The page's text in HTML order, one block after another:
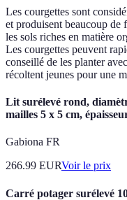
Les courgettes sont
et produisent beaucoup de
les sols riches en matière
Les courgettes peuvent
conseillé de les planter
récoltent jeunes pour une
Lit surélevé rond,
mailles 5 x 5 cm,
Gabiona FR
266.99 EURVoir le prix
Carré potager surélevé